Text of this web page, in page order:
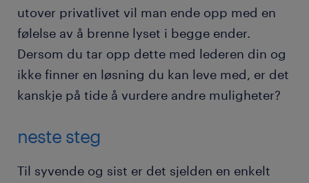
utover privatlivet vil man ende opp med en
følelse av å brenne lyset i begge ender.
Dersom du tar opp dette med lederen din og
ikke finner en løsning du kan leve med, er det
kanskje på tide å vurdere andre muligheter?
neste steg
Til syvende og sist er det sjelden en enkelt